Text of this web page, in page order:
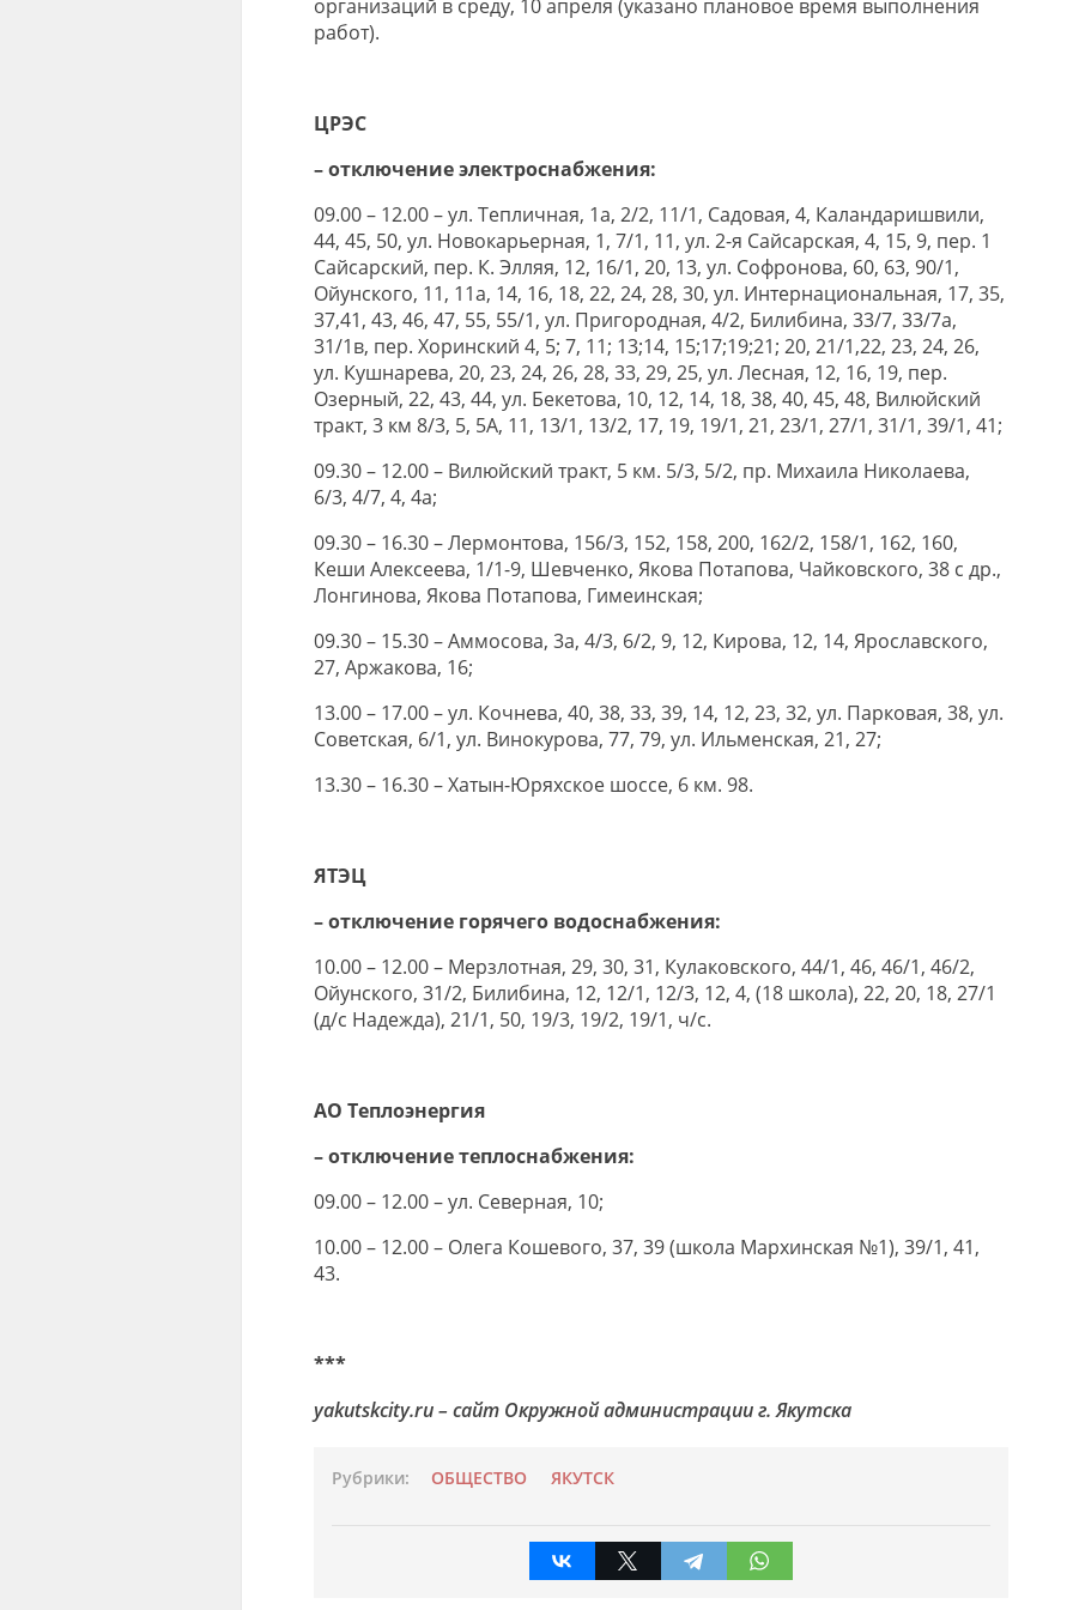
организаций в среду, 10 апреля (указано плановое время выполнения
работ).
ЦРЭС
– отключение электроснабжения:
09.00 – 12.00 – ул. Тепличная, 1а, 2/2, 11/1, Садовая, 4, Каландаришвили,
44, 45, 50, ул. Новокарьерная, 1, 7/1, 11, ул. 2-я Сайсарская, 4, 15, 9, пер. 1
Сайсарский, пер. К. Элляя, 12, 16/1, 20, 13, ул. Софронова, 60, 63, 90/1,
Ойунского, 11, 11а, 14, 16, 18, 22, 24, 28, 30, ул. Интернациональная, 17, 35,
37,41, 43, 46, 47, 55, 55/1, ул. Пригородная, 4/2, Билибина, 33/7, 33/7а,
31/1в, пер. Хоринский 4, 5; 7, 11; 13;14, 15;17;19;21; 20, 21/1,22, 23, 24, 26,
ул. Кушнарева, 20, 23, 24, 26, 28, 33, 29, 25, ул. Лесная, 12, 16, 19, пер.
Озерный, 22, 43, 44, ул. Бекетова, 10, 12, 14, 18, 38, 40, 45, 48, Вилюйский
тракт, 3 км 8/3, 5, 5А, 11, 13/1, 13/2, 17, 19, 19/1, 21, 23/1, 27/1, 31/1, 39/1, 41;
09.30 – 12.00 – Вилюйский тракт, 5 км. 5/3, 5/2, пр. Михаила Николаева,
6/3, 4/7, 4, 4а;
09.30 – 16.30 – Лермонтова, 156/3, 152, 158, 200, 162/2, 158/1, 162, 160,
Кеши Алексеева, 1/1-9, Шевченко, Якова Потапова, Чайковского, 38 с др.,
Лонгинова, Якова Потапова, Гимеинская;
09.30 – 15.30 – Аммосова, 3а, 4/3, 6/2, 9, 12, Кирова, 12, 14, Ярославского,
27, Аржакова, 16;
13.00 – 17.00 – ул. Кочнева, 40, 38, 33, 39, 14, 12, 23, 32, ул. Парковая, 38, ул.
Советская, 6/1, ул. Винокурова, 77, 79, ул. Ильменская, 21, 27;
13.30 – 16.30 – Хатын-Юряхское шоссе, 6 км. 98.
ЯТЭЦ
– отключение горячего водоснабжения:
10.00 – 12.00 – Мерзлотная, 29, 30, 31, Кулаковского, 44/1, 46, 46/1, 46/2,
Ойунского, 31/2, Билибина, 12, 12/1, 12/3, 12, 4, (18 школа), 22, 20, 18, 27/1
(д/с Надежда), 21/1, 50, 19/3, 19/2, 19/1, ч/с.
АО Теплоэнергия
– отключение теплоснабжения:
09.00 – 12.00 – ул. Северная, 10;
10.00 – 12.00 – Олега Кошевого, 37, 39 (школа Мархинская №1), 39/1, 41,
43.
***
yakutskcity.ru – сайт Окружной администрации г. Якутска
Рубрики: ОБЩЕСТВО ЯКУТСК